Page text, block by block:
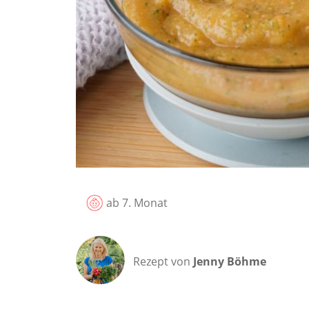
ab 7. Monat
Rezept von Jenny Böhme